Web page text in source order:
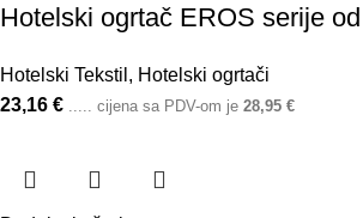
Hotelski ogrtač EROS serije
Hotelski Tekstil , Hotelski ogrtači
23,16 € ..... cijena sa PDV-om je 28,95 €